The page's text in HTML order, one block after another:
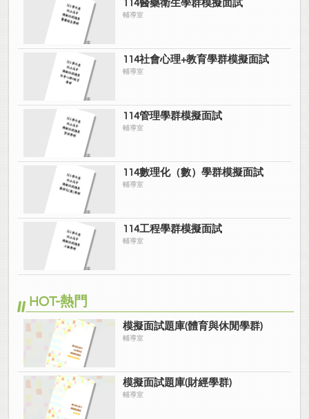
114醫藥衛生學群模擬面試
輔導室
114社會心理+教育學群模擬面試
輔導室
114管理學群模擬面試
輔導室
114數理化（數）學群模擬面試
輔導室
114工程學群模擬面試
輔導室
HOT-熱門
模擬面試題庫(體育與休閒學群)
輔導室
模擬面試題庫(財經學群)
輔導室